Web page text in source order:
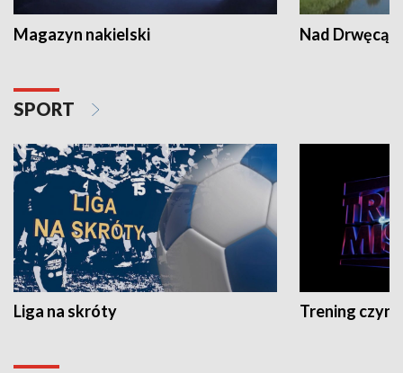
Magazyn nakielski Nad Drwęcą
SPORT
Liga na skróty Trening czyni